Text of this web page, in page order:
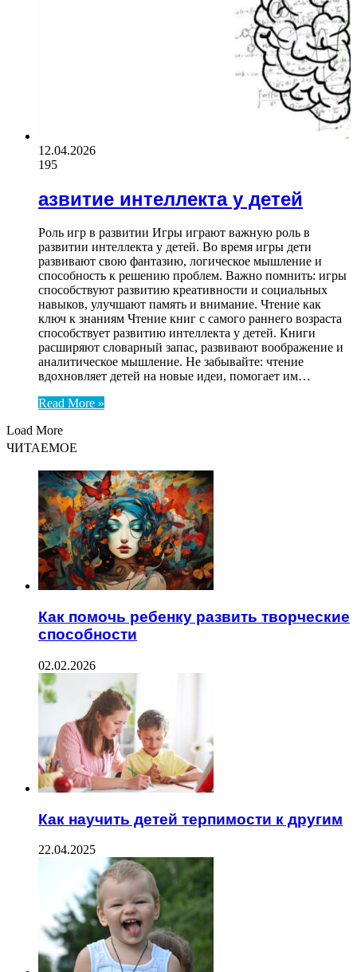
12.04.2026
195
азвитие интеллекта у детей
Роль игр в развитии Игры играют важную роль в
развитии интеллекта у детей. Во время игры дети
развивают свою фантазию, логическое мышление и
способность к решению проблем. Важно помнить: игры
способствуют развитию креативности и социальных
навыков, улучшают память и внимание. Чтение как
ключ к знаниям Чтение книг с самого раннего возраста
способствует развитию интеллекта у детей. Книги
расширяют словарный запас, развивают воображение и
аналитическое мышление. Не забывайте: чтение
вдохновляет детей на новые идеи, помогает им…
Read More »
Load More
ЧИТАЕМОЕ
Как помочь ребенку развить творческие
способности
02.02.2026
Как научить детей терпимости к другим
22.04.2025